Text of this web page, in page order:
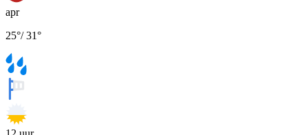
apr
25°/31°